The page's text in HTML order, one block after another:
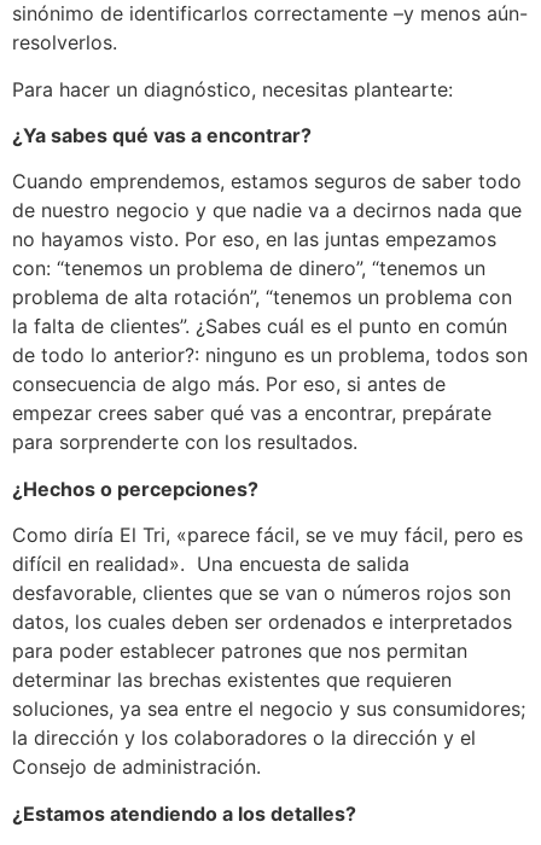
sinónimo de identificarlos correctamente –y menos aún-
resolverlos.
Para hacer un diagnóstico, necesitas plantearte:
¿Ya sabes qué vas a encontrar?
Cuando emprendemos, estamos seguros de saber todo
de nuestro negocio y que nadie va a decirnos nada que
no hayamos visto. Por eso, en las juntas empezamos
con: “tenemos un problema de dinero”, “tenemos un
problema de alta rotación”, “tenemos un problema con
la falta de clientes”. ¿Sabes cuál es el punto en común
de todo lo anterior?: ninguno es un problema, todos son
consecuencia de algo más. Por eso, si antes de
empezar crees saber qué vas a encontrar, prepárate
para sorprenderte con los resultados.
¿Hechos o percepciones?
Como diría El Tri, «parece fácil, se ve muy fácil, pero es
difícil en realidad». Una encuesta de salida
desfavorable, clientes que se van o números rojos son
datos, los cuales deben ser ordenados e interpretados
para poder establecer patrones que nos permitan
determinar las brechas existentes que requieren
soluciones, ya sea entre el negocio y sus consumidores;
la dirección y los colaboradores o la dirección y el
Consejo de administración.
¿Estamos atendiendo a los detalles?